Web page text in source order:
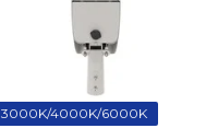
3000K/4000K/6000K